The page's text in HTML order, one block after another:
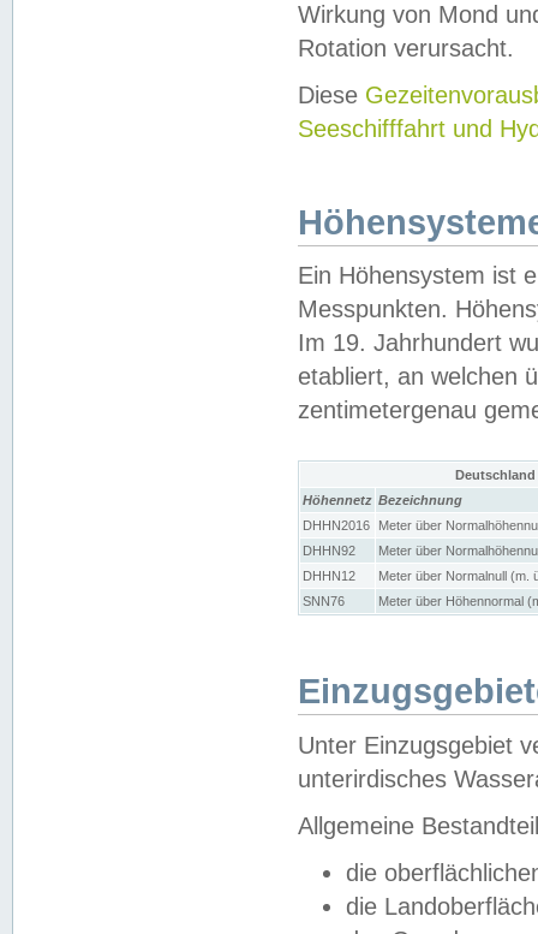
Wirkung von Mond
Rotation verursacht.
Diese
Seeschifffahrt und
Ein Höhensystem ist
Messpunkten.
Im 19. Jahrhundert
etabliert, an welchen
zentimetergenau
Höhennetz Bezeichnung
DHHN2016
Meter über
DHHN92
Meter über
DHHN12
Meter über Normalnull (m.
SNN76
Meter über Höhennormal
Unter Einzugsgebiet
unterirdisches
Allgemeine
die
die